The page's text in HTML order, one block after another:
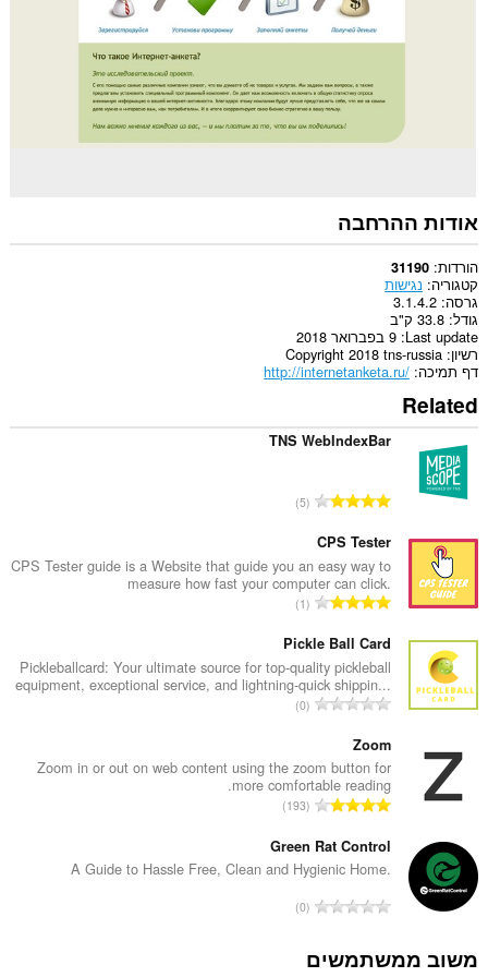
אודות ההרחבה
הורדות 31190
קטגוריה נגישות
גרסה 3.1.4.2
גודל 33.8 ק"ב
Last update 9 בפברואר 2018
רשיון Copyright 2018 tns-russia
דף תמיכה http://internetanketa.ru/
Related
TNS WebIndexBar
מ
ר
ד
י
ו
ג
י
ם
5
CPS Tester
CPS Tester guide is a Website that guide you an easy way to
measure how fast your computer can click.
מ
פ
ר
ד
י
ג
י
ם
:
1
Pickle Ball Card
Pickleballcard: Your ultimate source for top-quality pickleball
equipment, exceptional service, and lightning-quick shippin...
מ
ר
ד
י
ו
ג
י
ם
0
Zoom
Zoom in or out on web content using the zoom button for
more comfortable reading.
מ
פ
ר
י
ו
193
Green Rat Control
A Guide to Hassle Free, Clean and Hygienic Home.
מ
ר
0
משוב ממשתמשים